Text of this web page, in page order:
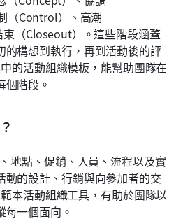
（Control）、高潮
束（Closeout）。這些階段涵蓋
的構想到執行，再到活動後的評
的活動組織模板，能幫助團隊在
階段。
地點、促銷、人員、流程以及實
動的設計、行銷與向參加者的交
本活動組織工具，有助於團隊以
一個面向。